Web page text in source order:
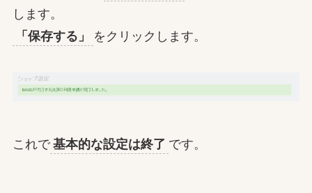
します。
「保存する」
をクリックします。
これで 基本的な設定は終了 です。